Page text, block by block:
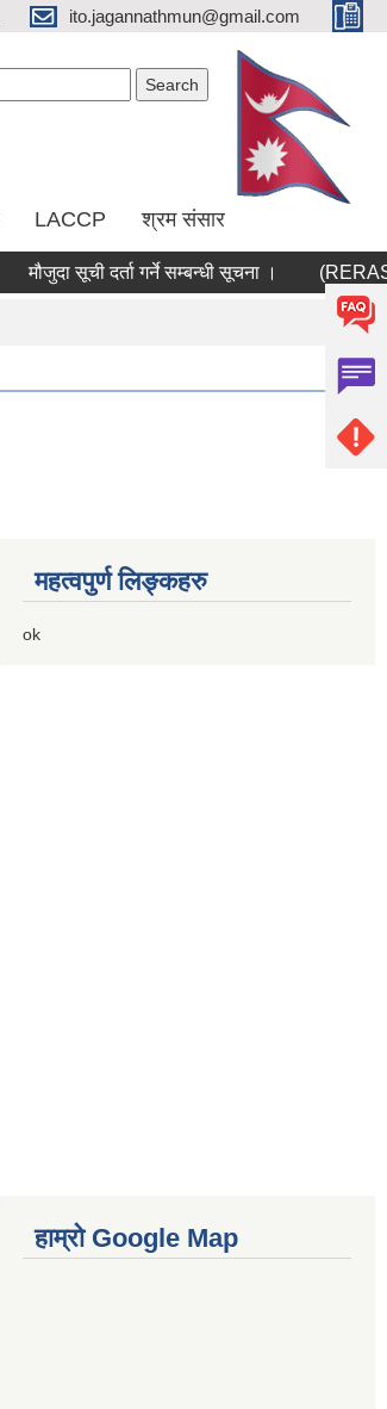
ito.jagannathmun@gmail.com
LACCP श्रम संसार
मौजुदा सूची दर्ता गर्ने सम्बन्धी सूचना । (RERAS)
महत्वपुर्ण लिङ्कहरु
ok
हाम्रो Google Map